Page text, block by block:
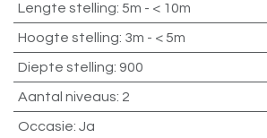
Lengte stelling: 5m - < 10m
Hoogte stelling: 3m - < 5m
Diepte stelling: 900
Aantal niveaus: 2
Occasie: Ja